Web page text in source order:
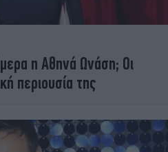
η Αθηνά Ωνάση; Οι
περιουσία της